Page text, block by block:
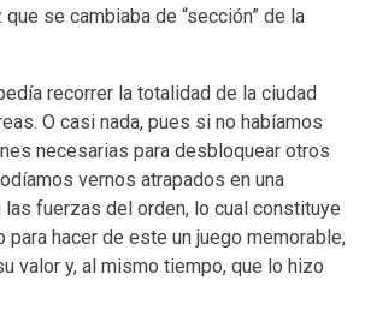
se cambiaba de “sección” de la
recorrer la totalidad de la ciudad
O casi nada, pues si no habíamos
necesarias para desbloquear otros
vernos atrapados en una
fuerzas del orden, lo cual constituye
para hacer de este un juego memorable,
valor y, al mismo tiempo, que lo hizo